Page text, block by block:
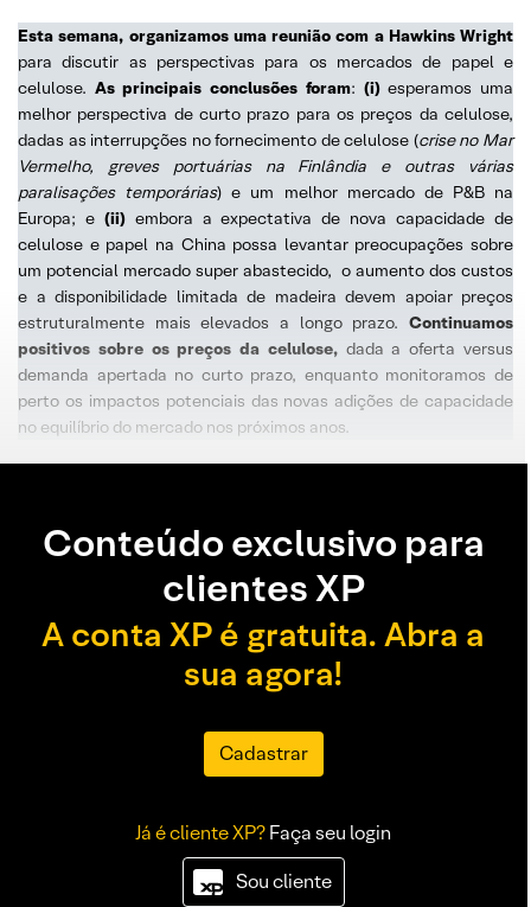
Esta semana, organizamos uma reunião com a Hawkins Wright
para discutir as perspectivas para os mercados de papel e
celulose. As principais conclusões foram: (i)esperamos uma
melhor perspectiva de curto prazo para os preços da celulose,
dadas as interrupções no fornecimento de celulose (crise no Mar
Vermelho, greves portuárias na Finlândia e outras várias
paralisações temporárias) e um melhor mercado de P&B na
Europa; e (ii)embora a expectativa de nova capacidade de
celulose e papel na China possa levantar preocupações sobre
um potencial mercado super abastecido, o aumento dos custos
e a disponibilidade limitada de madeira devem apoiar preços
estruturalmente mais elevados a longo prazo. Continuamos
positivos sobre os preços da celulose, dada a oferta versus
demanda apertada no curto prazo, enquanto monitoramos de
perto os impactos potenciais das novas adições de capacidade
no equilíbrio do mercado nos próximos anos.
Conteúdo exclusivo para
clientes XP
A conta XP é gratuita. Abra a
sua agora!
Cadastrar
Já é cliente XP?Faça seu login
Sou cliente